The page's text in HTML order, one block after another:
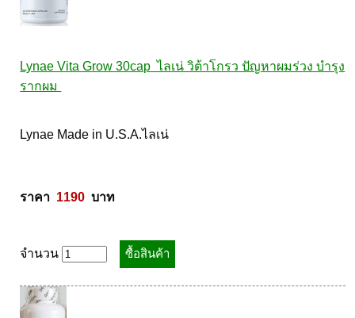
Lynae Vita Grow 30cap  ไลเน่ วิต้าโกรว ปัญหาผมร่วง บำรุง
รากผม
Lynae Made in U.S.A.ไลเน่
ราคา 1190
  บาท
จำนวน